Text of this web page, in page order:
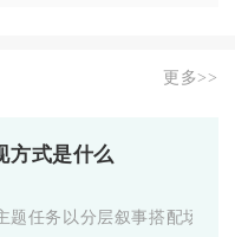
更多>>
方式是什么
题任务以分层叙事搭配场景